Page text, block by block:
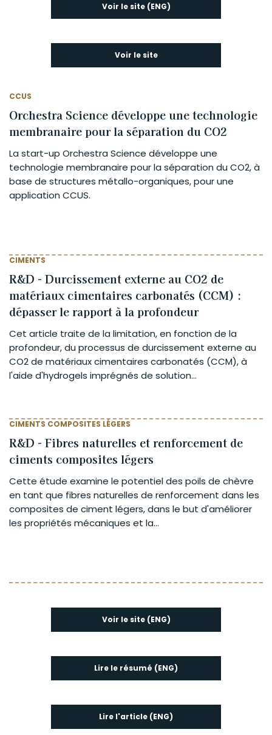
Voir le site (ENG)
Voir le site
CCUS
Orchestra Science développe une technologie
membranaire pour la séparation du CO2
La start-up Orchestra Science développe une
technologie membranaire pour la séparation du CO2, à
base de structures métallo-organiques, pour une
application CCUS.
CIMENTS
R&D - Durcissement extern e au CO2 de
matériaux cimentaires carbonatés (CCM) :
dépasser le rapport à la profondeur
Cet article traite de la limitation, en fonction de la
profondeur, du processus de durcissement extern e au
CO2 de matériaux cimentaires carbonatés (CCM), à
l'aide d'hydrogels imprégnés de solution...
CIMENTS COMPOSITES LÉGERS
R&D - Fibres naturelles et renforcement de
ciments composites légers
Cette étude examine le potentiel des poils de chèvre
en tant que fibres naturelles de renforcement dans les
composites de ciment légers, dans le but d'améliorer
les propriétés mécaniques et la...
Voir le site (ENG)
Lire le résumé (ENG)
Lire l'article (ENG)